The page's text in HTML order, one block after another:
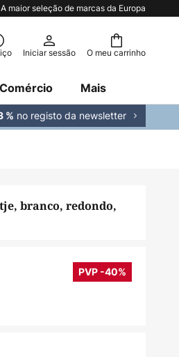
A maior seleção de marcas da Europa
O meu carrinho
Iniciar sessão
Comércio Mais
% no registo da newsletter
branco, redondo,
PVP -40%